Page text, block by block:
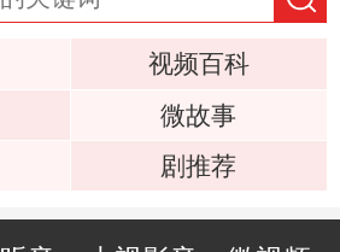
视频百科
微故事
剧推荐